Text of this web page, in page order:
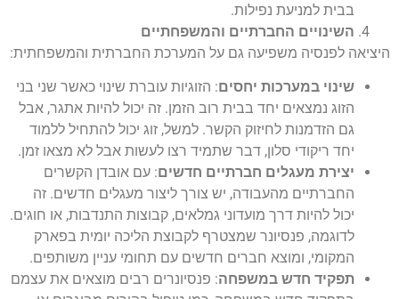
בבית למניעת נפילות.
השינויים החברתיים והמשפחתיים
היציאה לפנסיה משפיעה גם על המערכת החברתית והמשפחתית:
שינוי במערכות יחסים: הזוגיות עוברת שינוי כאשר שני בני
הזוג נמצאים יחד בבית רוב הזמן. זה יכול להיות אתגר, אבל
גם הזדמנות לחיזוק הקשר. למשל, זוג יכול להתחיל ללמוד
יחד ריקודי סלון, דבר שתמיד רצו לעשות אבל לא מצאו זמן.
יצירת מעגלים חברתיים חדשים: עם אובדן הקשרים
החברתיים מהעבודה, יש צורך ליצור מעגלים חדשים. זה
יכול להיות דרך מועדוני גמלאים, קבוצות התנדבות, או חוגים.
לדוגמה, פנסיונר שמצטרף לקבוצת הליכה יומית בפארק
המקומי, ומוצא חברים חדשים עם תחומי עניין משותפים.
תפקיד חדש במשפחה: פנסיונרים רבים מוצאים את עצמם